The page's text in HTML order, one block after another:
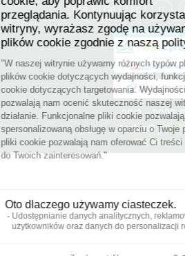
FR GB ES IT
2012 - 2026 ©
Arabesk |
PRAWNA